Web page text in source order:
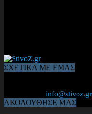
ΣΧΕΤΙΚΑ ΜΕ ΕΜΑΣ
info@stivoz.gr
ΑΚΟΛΟΥΘΗΣΕ ΜΑΣ